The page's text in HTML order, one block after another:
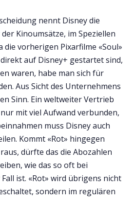
nennt Disney die
Kinoumsätze, im Speziellen
die vorherigen Pixarfilme «Soul»
direkt auf Disney+ gestartet sind,
waren, habe man sich für
Aus Sicht des Unternehmens
Sinn. Ein weltweiter Vertrieb
mit viel Aufwand verbunden,
muss Disney auch
Kommt «Rot» hingegen
dürfte das die Abozahlen
wie das so oft bei
ist. «Rot» wird übrigens nicht
sondern im regulären